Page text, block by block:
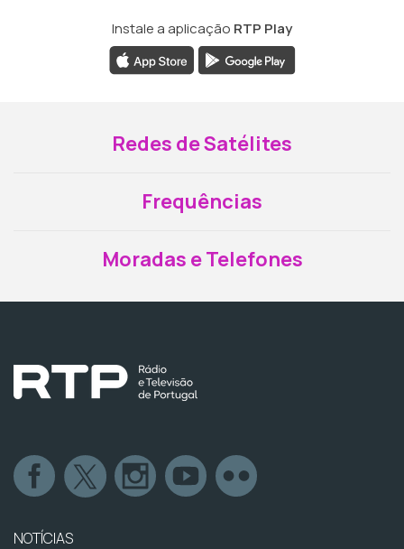
Instale a aplicação RTP Play
Redes de Satélites
Frequências
Moradas e Telefones
NOTÍCIAS